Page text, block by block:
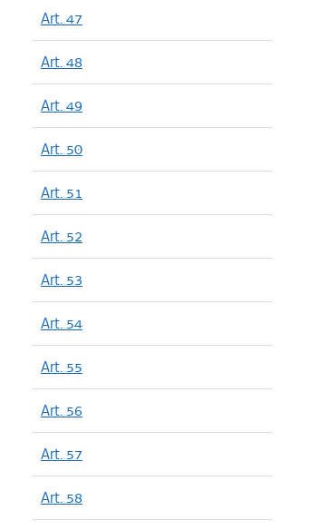
Art. 47
Art. 48
Art. 49
Art. 50
Art. 51
Art. 52
Art. 53
Art. 54
Art. 55
Art. 56
Art. 57
Art. 58